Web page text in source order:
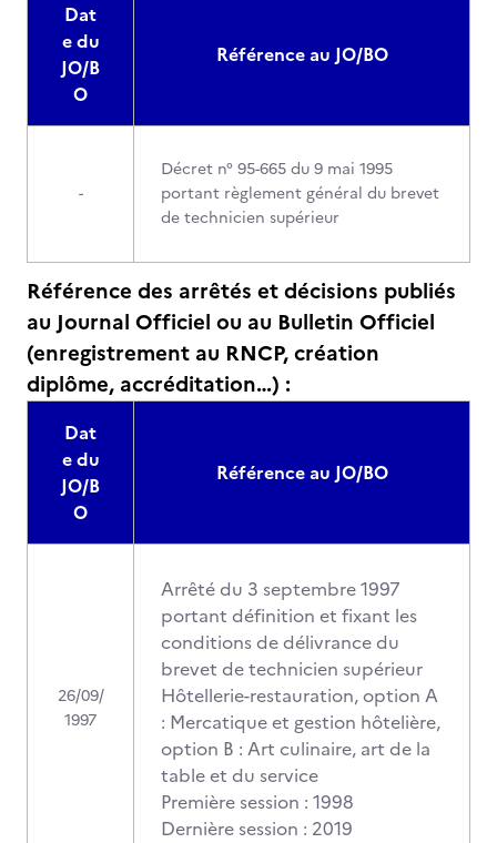
Dat
e du
JO/B
O
Référence au JO/BO
-
Décret n° 95-665 du 9 mai 1995
portant règlement général du brevet
de technicien supérieur
Référence des arrêtés et décisions publiés
au Journal Officiel ou au Bulletin Officiel
(enregistrement au RNCP, création
diplôme, accréditation…) :
Dat
e du
JO/B
O
Référence au JO/BO
26/09/
1997
Arrêté du 3 septembre 1997
portant définition et fixant les
conditions de délivrance du
brevet de technicien supérieur
Hôtellerie-restauration, option A
: Mercatique et gestion hôtelière,
option B : Art culinaire, art de la
table et du service
Première session : 1998
Dernière session : 2019